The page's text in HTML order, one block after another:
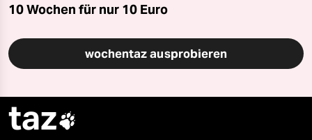
10 Wochen für nur 10 Euro
wochentaz ausprobieren
taz